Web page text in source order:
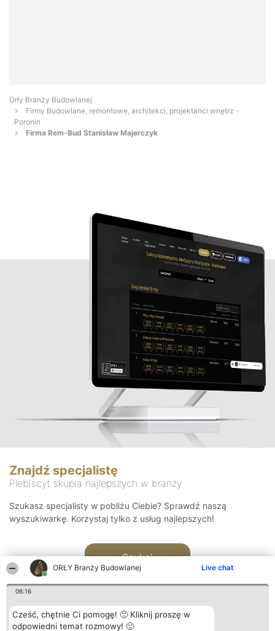
ORŁY Branży Budowlanej Live chat
06:16
Cześć, chętnie Ci pomogę! 🙂 Kliknij proszę w
odpowiedni temat rozmowy! 🙂
Orły Branży Budowlanej
Firmy Budowlane, remontowe, architekci, projektanci wnętrz -
Poronin
Firma Rem-Bud Stanisław Majerczyk
Znajdź specjalistę
Plebiscyt skupia najlepszych w branży
Szukasz specjalisty w pobliżu Ciebie? Sprawdź naszą
wyszukiwarkę. Korzystaj tylko z usług najlepszych!
Szukaj